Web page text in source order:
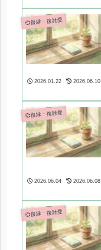
💞復縁・複雑愛
2026.01.22 2026.06.10
💞復縁・複雑愛
2026.06.04 2026.06.08
💞復縁・複雑愛